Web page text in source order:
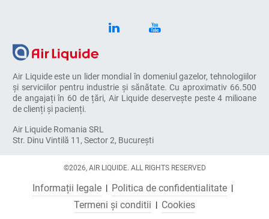
Air Liquide este un lider mondial în domeniul gazelor, tehnologiilor
și serviciilor pentru industrie și sănătate. Cu aproximativ 66.500
de angajați în 60 de țări, Air Liquide deservește peste 4 milioane
de clienți și pacienți.
Air Liquide Romania SRL
Str. Dinu Vintilă 11, Sector 2, București
©2026, AIR LIQUIDE. ALL RIGHTS RESERVED
Informații legale
Politica de confidentialitate
Termeni și conditii
Cookies